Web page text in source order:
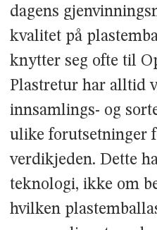
dagens
kvalitet på
knytter seg ofte til
Plastretur har alltid
innsamlings- og
ulike forutsetninger
verdikjeden. Dette
teknologi, ikke om
hvilken